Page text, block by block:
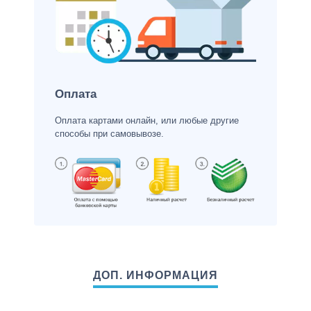
Оплата
Оплата картами онлайн, или любые другие
способы при самовывозе.